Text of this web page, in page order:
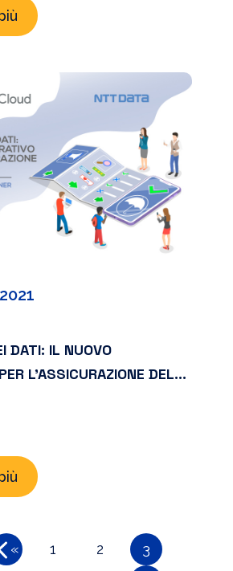
DATI: IL NUOVO
L’ASSICURAZIONE DEL
« 1 2
3